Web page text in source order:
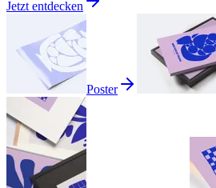
Jetzt entdecken
Poster